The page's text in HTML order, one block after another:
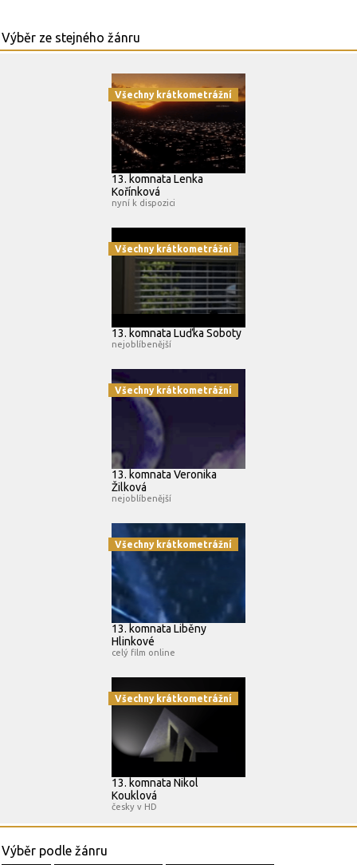
Všechny krátkometrážní
13. komnata Lenka
Kořínková
nyní k dispozici
Všechny krátkometrážní
13. komnata Luďka Soboty
nejoblíbenější
Všechny krátkometrážní
13. komnata Veronika
Žilková
nejoblíbenější
Všechny krátkometrážní
13. komnata Liběny
Hlinkové
celý film online
Všechny krátkometrážní
13. komnata Nikol
Kouklová
česky v HD